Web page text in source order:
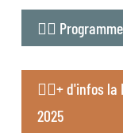
👉🏻
👉🏻+ d'infos
2025